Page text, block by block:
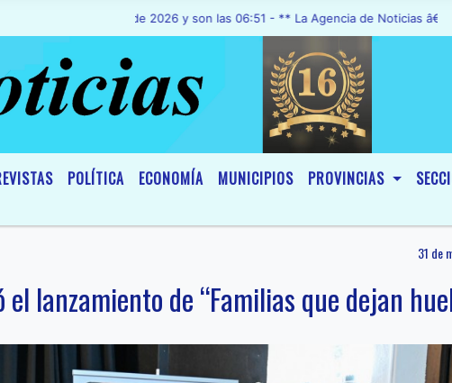
de Agosto de 2026 y son las 06:51 - ** La Agencia de Noticias â€œA1
POLÍTICA ECONOMÍA MUNICIPIOS PROVINCIAS
31 de
el lanzamiento de “Familias que dejan